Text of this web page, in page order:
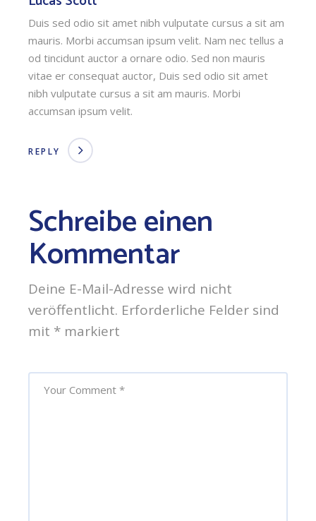
Duis sed odio sit amet nibh vulputate cursus a sit am
mauris. Morbi accumsan ipsum velit. Nam nec tellus a
od tincidunt auctor a ornare odio. Sed non mauris
vitae er consequat auctor, Duis sed odio sit amet
nibh vulputate cursus a sit am mauris. Morbi
accumsan ipsum velit.
REPLY
Schreibe einen
Kommentar
Deine E-Mail-Adresse wird nicht
veröffentlicht. Erforderliche Felder sind
mit * markiert